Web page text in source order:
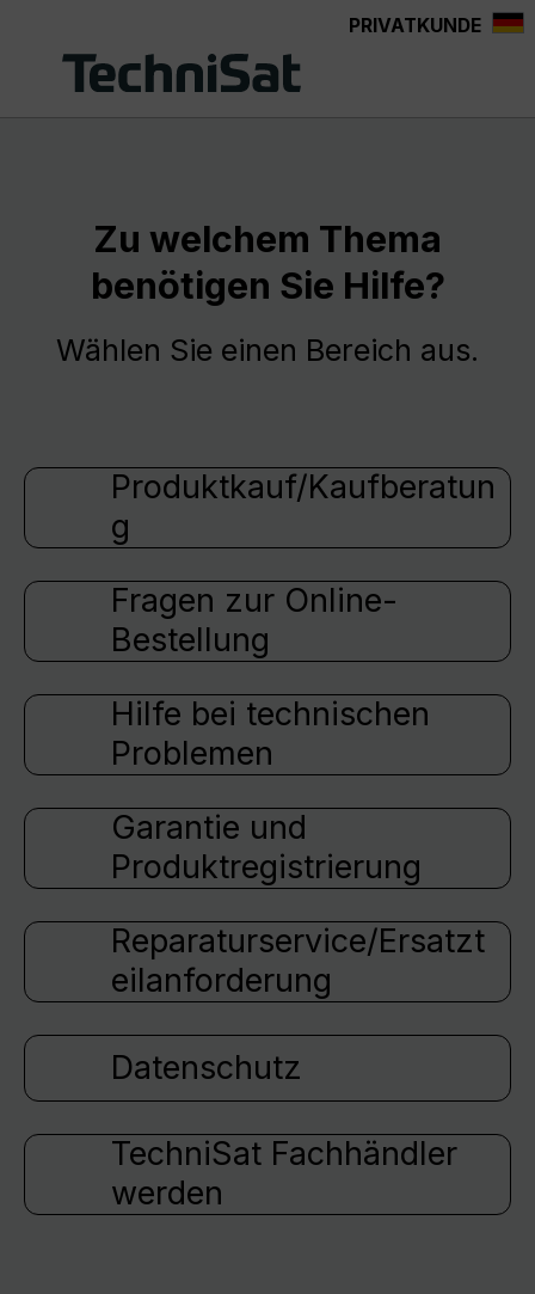
PRIVATKUNDE
Zu welchem Thema
benötigen Sie Hilfe?
Wählen Sie einen Bereich aus.
Produktkauf/Kaufberatun
g
Fragen zur Online-
Bestellung
Hilfe bei technischen
Problemen
Garantie und
Produktregistrierung
Reparaturservice/Ersatzt
eilanforderung
Datenschutz
TechniSat Fachhändler
werden